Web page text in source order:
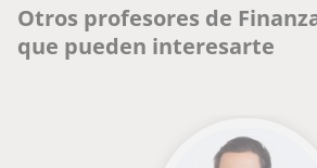
Otros profesores de
que pueden interesarte